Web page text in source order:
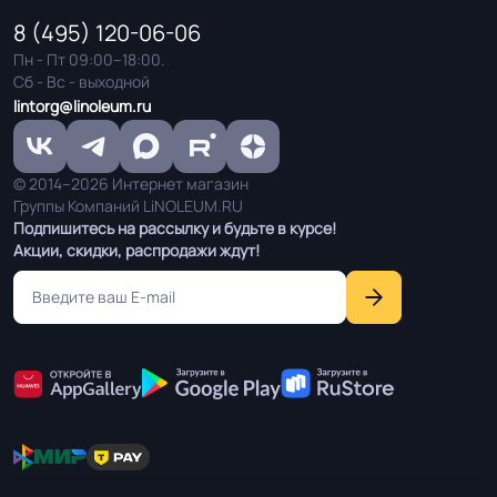
Подпишитесь на рассылку и будьте в курсе!
Акции, скидки, распродажи ждут!
8 (495) 120-06-06
Пн - Пт 09:00–18:00.
Сб - Вс - выходной
lintorg@linoleum.ru
© 2014–2026 Интернет магазин
Группы Компаний LiNOLEUM.RU